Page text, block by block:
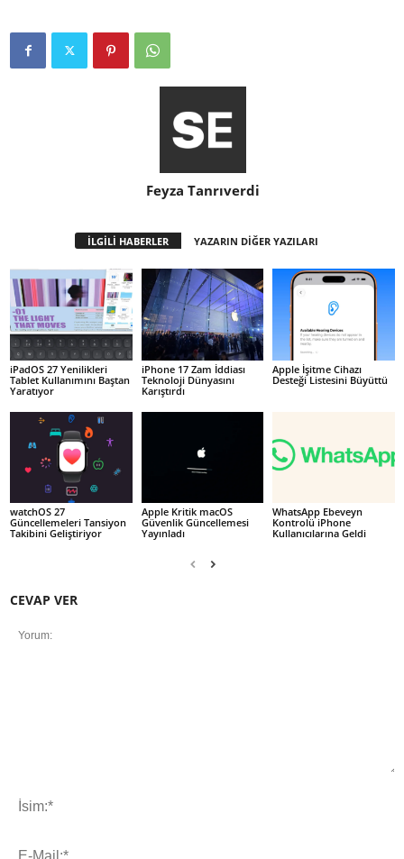
Feyza Tanrıverdi
İLGİLİ HABERLER YAZARIN DİĞER YAZILARI
iPadOS 27 Yenilikleri
Tablet Kullanımını Baştan
Yaratıyor
iPhone 17 Zam İddiası
Teknoloji Dünyasını
Karıştırdı
Apple İşitme Cihazı
Desteği Listesini Büyüttü
watchOS 27
Güncellemeleri Tansiyon
Takibini Geliştiriyor
Apple Kritik macOS
Güvenlik Güncellemesi
Yayınladı
WhatsApp Ebeveyn
Kontrolü iPhone
Kullanıcılarına Geldi
CEVAP VER